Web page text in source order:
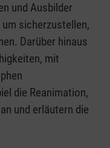
und Ausbilder
sicherzustellen,
Darüber hinaus
mit
die Reanimation,
und erläutern die